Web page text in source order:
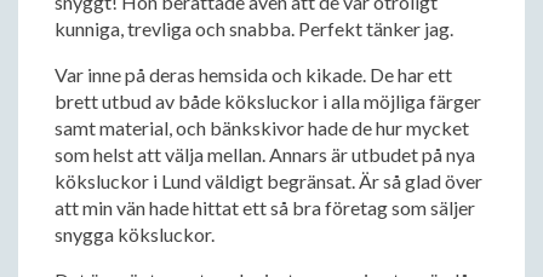
kunniga, trevliga och snabba. Perfekt tänker jag.
Var inne på deras hemsida och kikade. De har ett
brett utbud av både köksluckor i alla möjliga färger
samt material, och bänkskivor hade de hur mycket
som helst att välja mellan. Annars är utbudet på nya
köksluckor i Lund väldigt begränsat. Är så glad över
att min vän hade hittat ett så bra företag som säljer
snygga köksluckor.